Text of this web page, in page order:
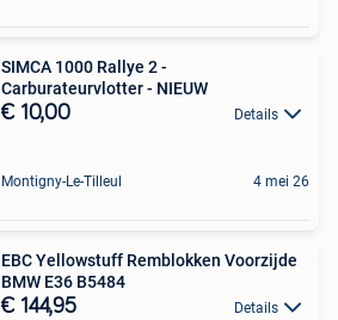
SIMCA 1000 Rallye 2 -
Carburateurvlotter - NIEUW
€ 10,00 Details
Montigny-Le-Tilleul 4 mei 26
EBC Yellowstuff Remblokken Voorzijde
BMW E36 B5484
€ 144,95 Details